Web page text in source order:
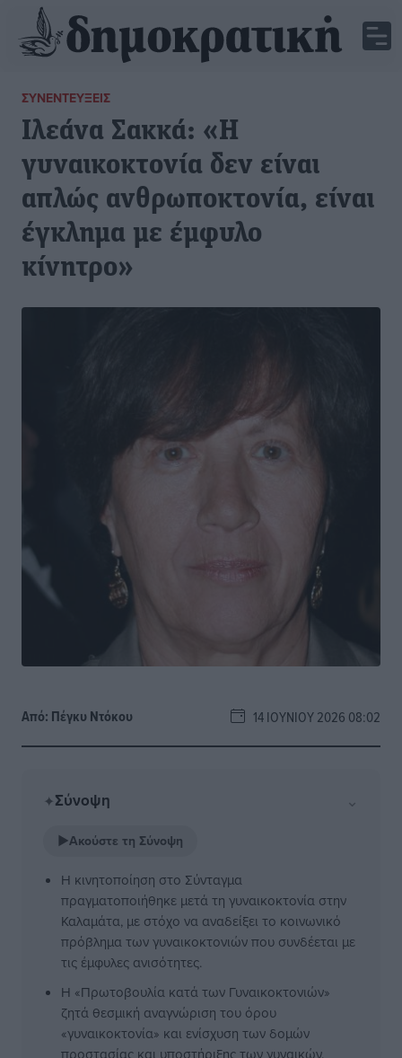
ΣΥΝΕΝΤΕΎΞΕΙΣ
Ιλεάνα Σακκά: «Η
γυναικοκτονία δεν είναι
απλώς ανθρωποκτονία, είναι
έγκλημα με έμφυλο
κίνητρο»
Από: Πέγκυ Ντόκου 14 ΙΟΥΝΊΟΥ 2026 08:02
✦Σύνοψη ⌄
▶Ακούστε τη Σύνοψη
Η κινητοποίηση στο Σύνταγμα
πραγματοποιήθηκε μετά τη γυναικοκτονία στην
Καλαμάτα, με στόχο να αναδείξει το κοινωνικό
πρόβλημα των γυναικοκτονιών που συνδέεται με
τις έμφυλες ανισότητες.
Η «Πρωτοβουλία κατά των Γυναικοκτονιών»
ζητά θεσμική αναγνώριση του όρου
«γυναικοκτονία» και ενίσχυση των δομών
προστασίας και υποστήριξης των γυναικών.